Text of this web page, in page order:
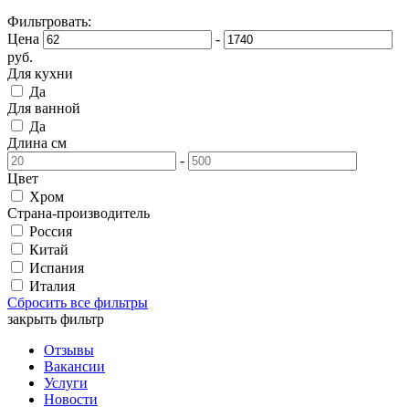
Фильтровать:
Цена
-
руб.
Для кухни
Да
Для ванной
Да
Длина см
-
Цвет
Хром
Страна-производитель
Россия
Китай
Испания
Италия
Сбросить все фильтры
закрыть фильтр
Отзывы
Вакансии
Услуги
Новости